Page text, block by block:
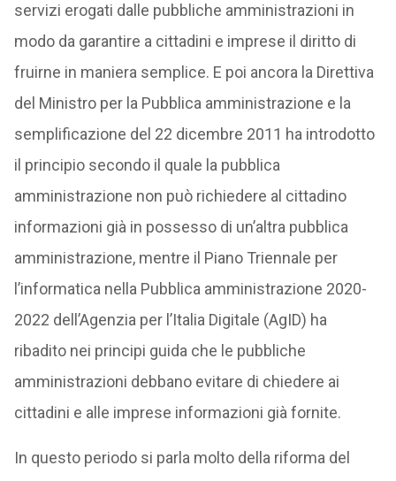
servizi erogati dalle pubbliche amministrazioni in
modo da garantire a cittadini e imprese il diritto di
fruirne in maniera semplice. E poi ancora la Direttiva
del Ministro per la Pubblica amministrazione e la
semplificazione del 22 dicembre 2011 ha introdotto
il principio secondo il quale la pubblica
amministrazione non può richiedere al cittadino
informazioni già in possesso di un’altra pubblica
amministrazione, mentre il Piano Triennale per
l’informatica nella Pubblica amministrazione 2020-
2022 dell’Agenzia per l’Italia Digitale (AgID) ha
ribadito nei principi guida che le pubbliche
amministrazioni debbano evitare di chiedere ai
cittadini e alle imprese informazioni già fornite.
In questo periodo si parla molto della riforma del